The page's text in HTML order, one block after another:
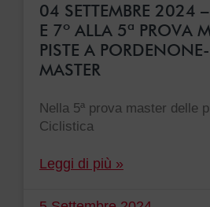
04 SETTEMBRE 2024
E 7º ALLA 5ª PROVA
PISTE A
MASTER
Nella 5ª prova master delle
Ciclistica
Leggi di più »